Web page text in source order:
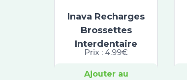
Inava Recharges
Brossettes
Interdentaire
Prix : 4.99€
Ajouter au